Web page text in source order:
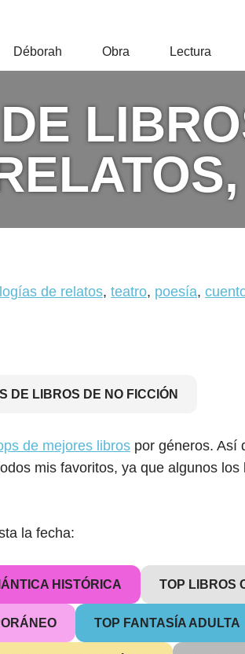
Déborah Obra Lectura
de relatos, teatro, poesía,
DE LIBROS DE NO FICCIÓN
de mejores libros por géneros. Así
mis favoritos, ya que algunos
la fecha:
HISTÓRICA TOP LIBROS
TOP FANTASÍA ADULTA